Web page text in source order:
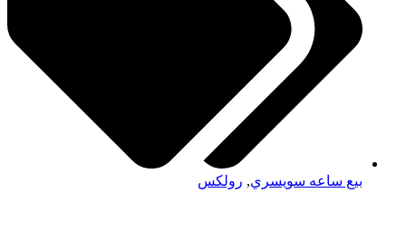
بيع ساعه سويسري, رولكس